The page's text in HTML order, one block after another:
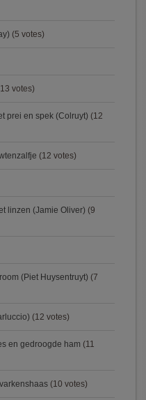
(5 votes)
votes)
prei en spek (Colruyt) (12
(12 votes)
linzen (Jamie Oliver) (9
(Piet Huysentruyt) (7
(12 votes)
en gedroogde ham (11
(10 votes)